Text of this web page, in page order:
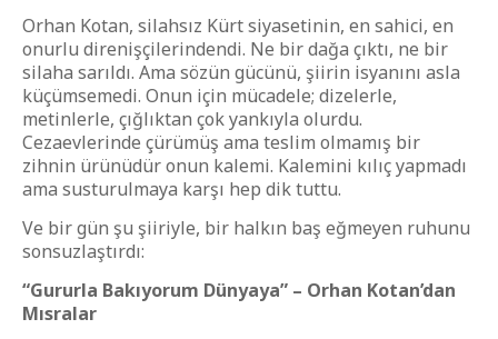
Orhan Kotan, silahsız Kürt siyasetinin, en sahici, en
onurlu direnişçilerindendi. Ne bir dağa çıktı, ne bir
silaha sarıldı. Ama sözün gücünü, şiirin isyanını asla
küçümsemedi. Onun için mücadele; dizelerle,
metinlerle, çığlıktan çok yankıyla olurdu.
Cezaevlerinde çürümüş ama teslim olmamış bir
zihnin ürünüdür onun kalemi. Kalemini kılıç yapmadı
ama susturulmaya karşı hep dik tuttu.
Ve bir gün şu şiiriyle, bir halkın baş eğmeyen ruhunu
sonsuzlaştırdı:
“Gururla Bakıyorum Dünyaya” – Orhan Kotan’dan
Mısralar